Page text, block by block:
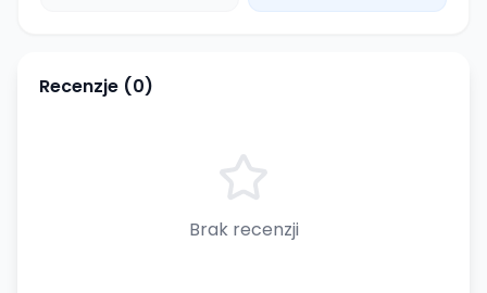
Recenzje (0)
Brak recenzji